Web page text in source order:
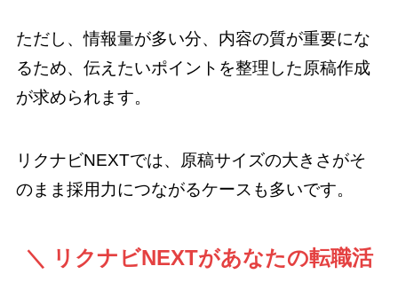
ただし、情報量が多い分、内容の質が重要にな
るため、伝えたいポイントを整理した原稿作成
が求められます。
リクナビNEXTでは、原稿サイズの大きさがそ
のまま採用力につながるケースも多いです。
＼ リクナビNEXTがあなたの転職活